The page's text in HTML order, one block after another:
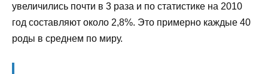
увеличились почти в 3 раза и по статистике на 2010
год составляют около 2,8%. Это примерно каждые 40
роды в среднем по миру.